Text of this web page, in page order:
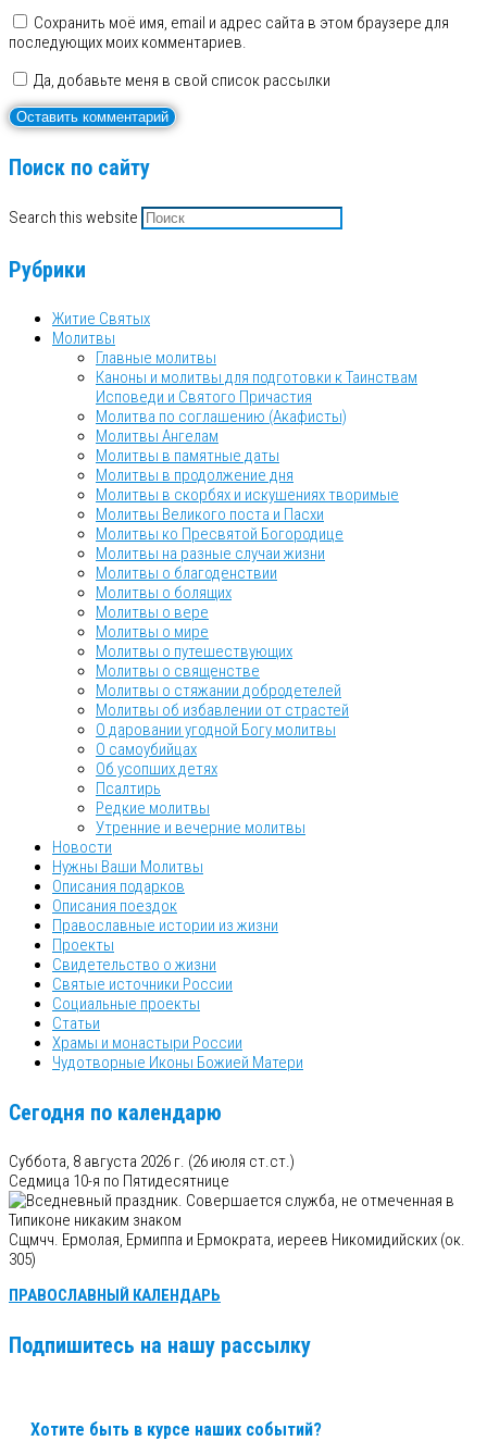
Сохранить моё имя, email и адрес сайта в этом браузере для
последующих моих комментариев.
Да, добавьте меня в свой список рассылки
Поиск по сайту
Search this website
Рубрики
Житие Святых
Молитвы
Главные молитвы
Каноны и молитвы для подготовки к Таинствам
Исповеди и Святого Причастия
Молитва по соглашению (Акафисты)
Молитвы Ангелам
Молитвы в памятные даты
Молитвы в продолжение дня
Молитвы в скорбях и искушениях творимые
Молитвы Великого поста и Пасхи
Молитвы ко Пресвятой Богородице
Молитвы на разные случаи жизни
Молитвы о благоденствии
Молитвы о болящих
Молитвы о вере
Молитвы о мире
Молитвы о путешествующих
Молитвы о священстве
Молитвы о стяжании добродетелей
Молитвы об избавлении от страстей
О даровании угодной Богу молитвы
О самоубийцах
Об усопших детях
Псалтирь
Редкие молитвы
Утренние и вечерние молитвы
Новости
Нужны Ваши Молитвы
Описания подарков
Описания поездок
Православные истории из жизни
Проекты
Свидетельство о жизни
Святые источники России
Социальные проекты
Статьи
Храмы и монастыри России
Чудотворные Иконы Божией Матери
Сегодня по календарю
Суббота, 8 августа 2026 г. (26 июля ст.ст.)
Седмица 10-я по Пятидесятнице
Сщмчч. Ермолая, Ермиппа и Ермократа, иереев Никомидийских (ок.
305)
ПРАВОСЛАВНЫЙ КАЛЕНДАРЬ
Подпишитесь на нашу рассылку
Хотите быть в курсе наших событий?